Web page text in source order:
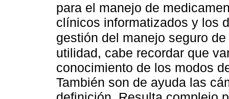
para el manejo de
clínicos informatizados y los
gestión del manejo seguro
utilidad, cabe recordar que
conocimiento de los modos
También son de ayuda las